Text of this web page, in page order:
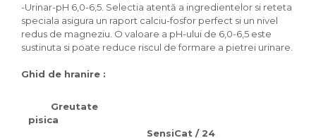
-Urinar-pH 6,0-6,5. Selectia atentă a ingredientelor si reteta
speciala asigura un raport calciu-fosfor perfect si un nivel
redus de magneziu. O valoare a pH-ului de 6,0-6,5 este
sustinuta si poate reduce riscul de formare a pietrei urinare.
Ghid de hranire :
Greutate
pisica
SensiCat / 24